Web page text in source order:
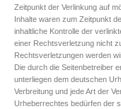
Zeitpunkt der Verlinkung auf
Inhalte waren zum Zeitpunkt
inhaltliche Kontrolle der
einer Rechtsverletzung nicht
Rechtsverletzungen werden
Die durch die Seitenbetreiber
unterliegen dem deutschen
Verbreitung und jede Art der
Urheberrechtes bedürfen der